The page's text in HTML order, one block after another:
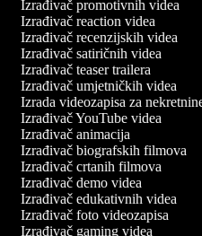
Izrađivač promotivnih videa
Izrađivač reaction videa
Izrađivač recenzijskih videa
Izrađivač satiričnih videa
Izrađivač teaser trailera
Izrađivač umjetničkih videa
Izrada videozapisa za nekretnine
Izrađivač YouTube videa
Izrađivač animacija
Izrađivač biografskih filmova
Izrađivač crtanih filmova
Izrađivač demo videa
Izrađivač edukativnih videa
Izrađivač foto videozapisa
Izrađivač gaming videa